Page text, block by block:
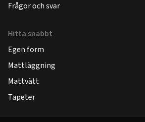
Frågor och svar
Hitta snabbt
Egen form
Mattläggning
Mattvätt
Tapeter